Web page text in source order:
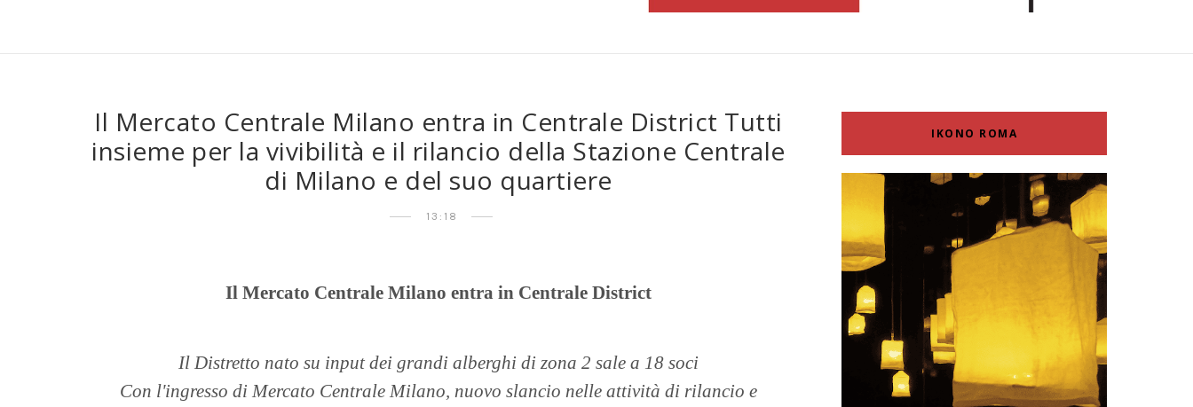
Il Mercato Centrale Milano entra in Centrale District Tutti
insieme per la vivibilità e il rilancio della Stazione Centrale
di Milano e del suo quartiere
13:18
Il Mercato Centrale Milano entra in Centrale District
Il Distretto nato su input dei grandi alberghi di zona 2 sale a 18 soci
Con l'ingresso di Mercato Centrale Milano, nuovo slancio nelle attività di rilancio e
IKONO ROMA